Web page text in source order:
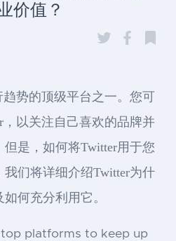
价值？
势的顶级平台之一。您可
以关注自己喜欢的品牌并
是，如何将Twitter用于您
们将详细介绍Twitter为什
何充分利用它。
platforms to keep up